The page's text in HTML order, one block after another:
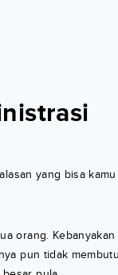
yang bisa
orang.
pun tidak